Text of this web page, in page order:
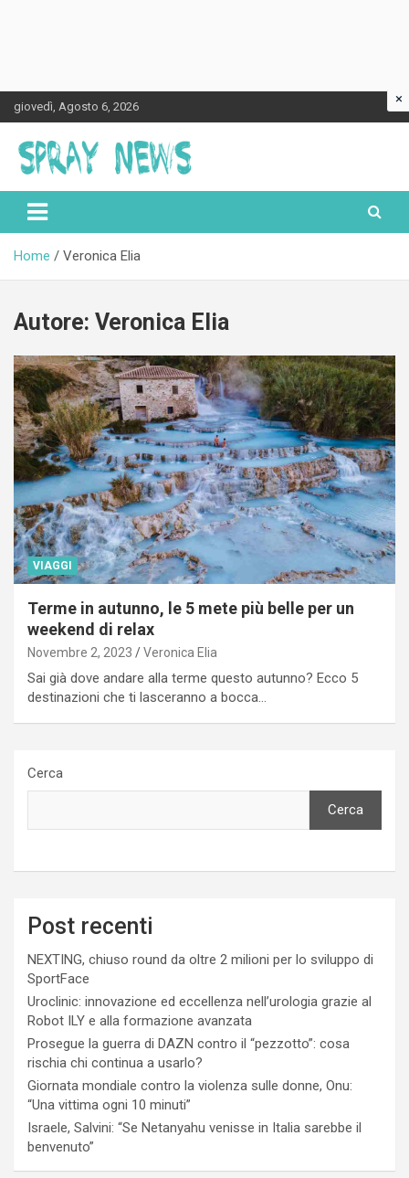
Skip
to
content
giovedì, Agosto 6, 2026
Spraynews.it
Home Veronica Elia
Autore: Veronica Elia
VIAGGI
Terme in autunno, le 5 mete più belle per un
weekend di relax
Novembre 2, 2023 Veronica Elia
Sai già dove andare alla terme questo autunno? Ecco 5
destinazioni che ti lasceranno a bocca…
Cerca
Cerca
Post recenti
NEXTING, chiuso round da oltre 2 milioni per lo sviluppo di
SportFace
Uroclinic: innovazione ed eccellenza nell’urologia grazie al
Robot ILY e alla formazione avanzata
Prosegue la guerra di DAZN contro il “pezzotto”: cosa
rischia chi continua a usarlo?
Giornata mondiale contro la violenza sulle donne, Onu:
“Una vittima ogni 10 minuti”
Israele, Salvini: “Se Netanyahu venisse in Italia sarebbe il
benvenuto”
×